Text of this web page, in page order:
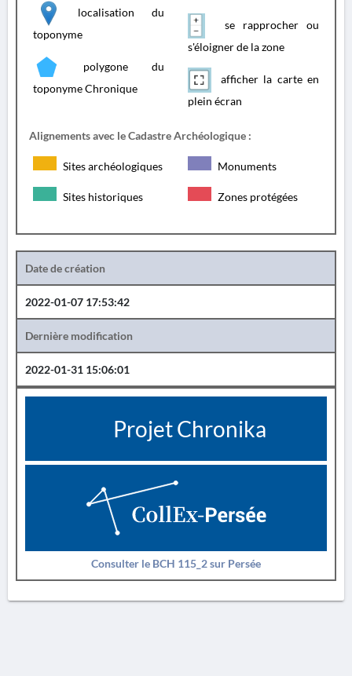
localisation du
toponyme
polygone du
toponyme Chronique
se rapprocher ou
s'éloigner de la zone
afficher la carte en
plein écran
Alignements avec le Cadastre Archéologique :
Sites archéologiques Monuments
Sites historiques Zones protégées
Date de création
2022-01-07 17:53:42
Dernière modification
2022-01-31 15:06:01
Projet Chronika
Consulter le BCH 115_2 sur Persée